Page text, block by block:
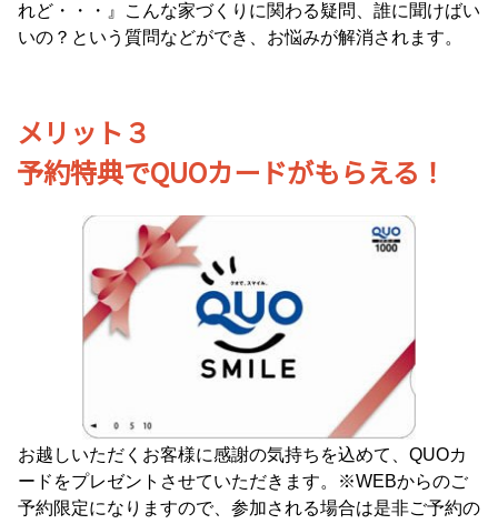
れど・・・』こんな家づくりに関わる疑問、誰に聞けばい
いの？という質問などができ、お悩みが解消されます。
メリット３
予約特典でQUOカードがもらえる！
お越しいただくお客様に感謝の気持ちを込めて、QUOカ
ードをプレゼントさせていただきます。※WEBからのご
予約限定になりますので、参加される場合は是非ご予約の